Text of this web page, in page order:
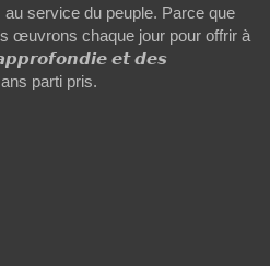
service du peuple. Parce que
œuvrons chaque jour pour offrir à
𝙚𝙩 𝙙𝙚𝙨
parti pris.